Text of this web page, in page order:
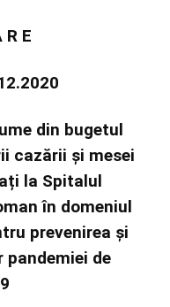
R E
din bugetul
cazării și mesei
la Spitalul
în domeniul
prevenirea și
de